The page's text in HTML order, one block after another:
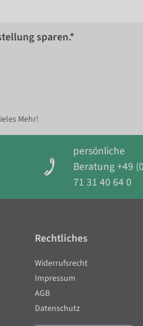
sparen.*
Mehr!
persönliche
Beratung +49
71 31 40 64 0
Rechtliches
Widerrufsrecht
Impressum
AGB
Datenschutz